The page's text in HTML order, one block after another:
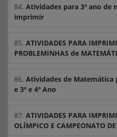
84. Atividades para 3º ano de
imprimir
85. ATIVIDADES PARA
PROBLEMINHAS de
86. Atividades de Matemática
e 3º e 4º Ano
87. ATIVIDADES PARA
OLÍMPICO E CAMPEONATO